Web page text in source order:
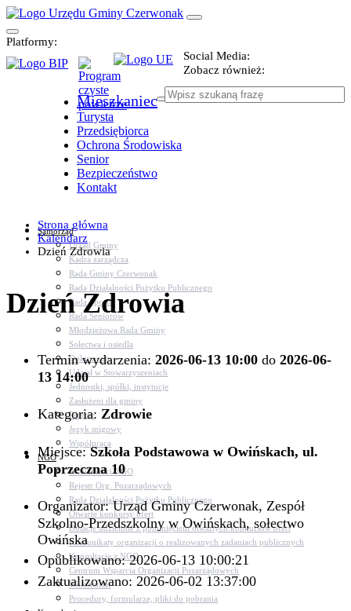
Platformy:
Social Media:
Zobacz również:
Mieszkaniec
Turysta
Przedsiębiorca
Ochrona Środowiska
Senior
Bezpieczeństwo
Kontakt
Samorząd
Urząd Gminy
Kadra zarządcza
Rada Gminy Czerwonak
Rada Działalności Pożytku Publicznego
Rada Sportu
Rada Seniorów
Młodzieżowa Rada Gminy
Sołectwa i osiedla
Dokumenty
Udział w Stowarzyszeniach
Jednostki, spółki, instytucje
Zasłużeni dla gminy
Petycje
Język migowy
Współpraca
NGO
Aktualności NGO
Rejestr Org. Pozarządowych
Rada Działalności Pożytku Publicznego
Otwarte konkursy ofert
Dotacje udzielone z pominięciem otwartych konkursów ofert
Komunikaty organizacji o realizowanych zadaniach publicznych
Konsultacje z NGO
Centrum Wsparcia Organizacji Pozarządowych
Wolontariat
Procedury, formularze, pliki do pobrania
Strona główna
Kalendarz
Dzień Zdrowia
Dzień Zdrowia
Termin wydarzenia: 2026-06-13 10:00 do 2026-06-
13 14:00
Kategoria: Zdrowie
Miejsce:Szkoła Podstawowa w Owińskach, ul.
Poprzeczna 10
Organizator: Urząd Gminy Czerwonak, Zespół
Szkolno-Przedszkolny w Owińskach, sołectwo
Owińska
Opublikowano: 2026-06-13 10:00:21
Zaktualizowano: 2026-06-02 13:37:00